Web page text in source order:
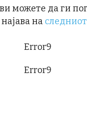
можете да ги
на
Error9
Error9